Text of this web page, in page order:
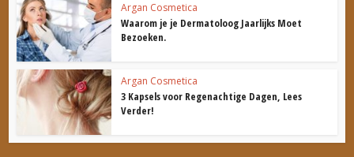
Argan Cosmetica
Waarom je je Dermatoloog Jaarlijks Moet
Bezoeken.
Argan Cosmetica
3 Kapsels voor Regenachtige Dagen, Lees
Verder!